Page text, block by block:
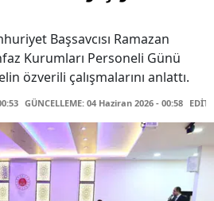
Başsavcısı Ramazan
Kurumları Personeli Günü
özverili çalışmalarını anlattı.
GÜNCELLEME: 04 Haziran 2026 - 00:58